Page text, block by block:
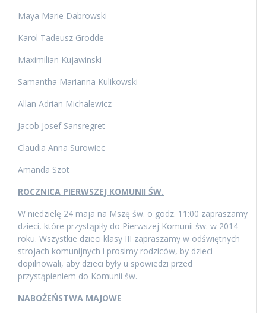
Maya Marie Dabrowski
Karol Tadeusz Grodde
Maximilian Kujawinski
Samantha Marianna Kulikowski
Allan Adrian Michalewicz
Jacob Josef Sansregret
Claudia Anna Surowiec
Amanda Szot
ROCZNICA PIERWSZEJ KOMUNII ŚW.
W niedzielę 24 maja na Mszę św. o godz. 11:00 zapraszamy
dzieci, które przystąpiły do Pierwszej Komunii św. w 2014
roku. Wszystkie dzieci klasy III zapraszamy w odświętnych
strojach komunijnych i prosimy rodziców, by dzieci
dopilnowali, aby dzieci były u spowiedzi przed
przystąpieniem do Komunii św.
NABOŻEŃSTWA MAJOWE